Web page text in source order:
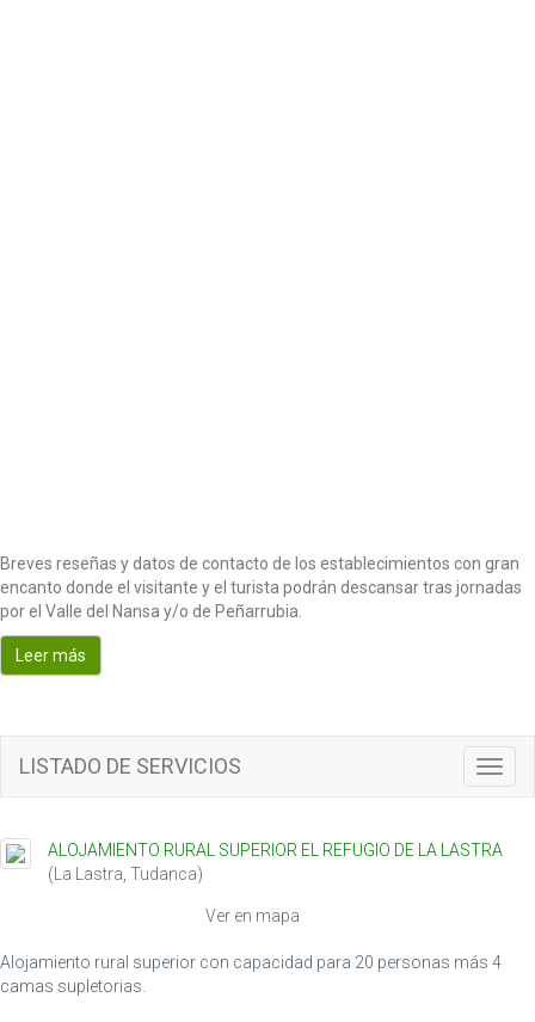
Breves reseñas y datos de contacto de los establecimientos con gran
encanto donde el visitante y el turista podrán descansar tras jornadas
por el Valle del Nansa y/o de Peñarrubia.
Leer más
T
o
g
v
LISTADO DE SERVICIOS
ALOJAMIENTO RURAL SUPERIOR EL REFUGIO DE LA LASTRA
( La Lastra Tudanca)
Ver en mapa
Alojamiento rural superior con capacidad para 20 personas más 4
camas supletorias.